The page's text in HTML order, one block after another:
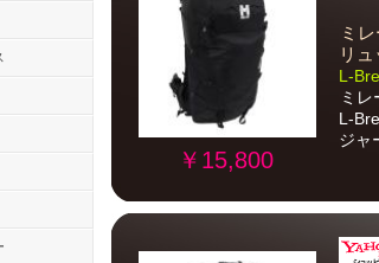
￥15,800
ミ
リ
L-
ミ
L-
ジャ